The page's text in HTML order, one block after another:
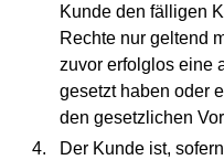
Kunde den fälligen
Rechte nur geltend
zuvor erfolglos eine
gesetzt haben oder
den gesetzlichen
Der Kunde ist,